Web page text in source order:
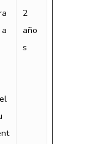
2
año
s